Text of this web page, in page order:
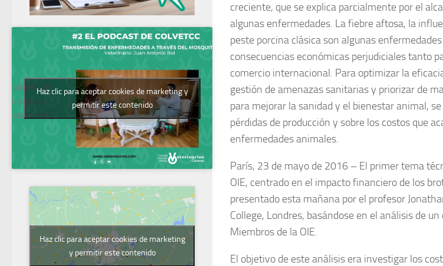
creciente, que se explica parcialmente por el
algunas enfermedades. La fiebre aftosa, la
peste porcina clásica son algunas
consecuencias económicas perjudiciales tanto
comercio internacional. Para optimizar la
gestión de amenazas sanitarias y priorizar de
para mejorar la sanidad y el bienestar animal,
pérdidas de producción y sobre los costos que
enfermedades animales.
París, 23 de mayo de 2016 – El primer tema
OIE, centrado en el impacto financiero de los
presentado esta mañana por el profesor
College, Londres, basándose en el análisis de
Miembros de la OIE.
El objetivo de este análisis era investigar los
Podcast del
Colegio de
Veterinarios
Haz clic para aceptar cookies de marketing y
permitir este contenido
Haz clic para aceptar cookies de marketing
y permitir este contenido